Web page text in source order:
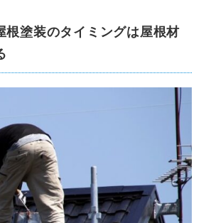
根塗装のタイミングは屋根材